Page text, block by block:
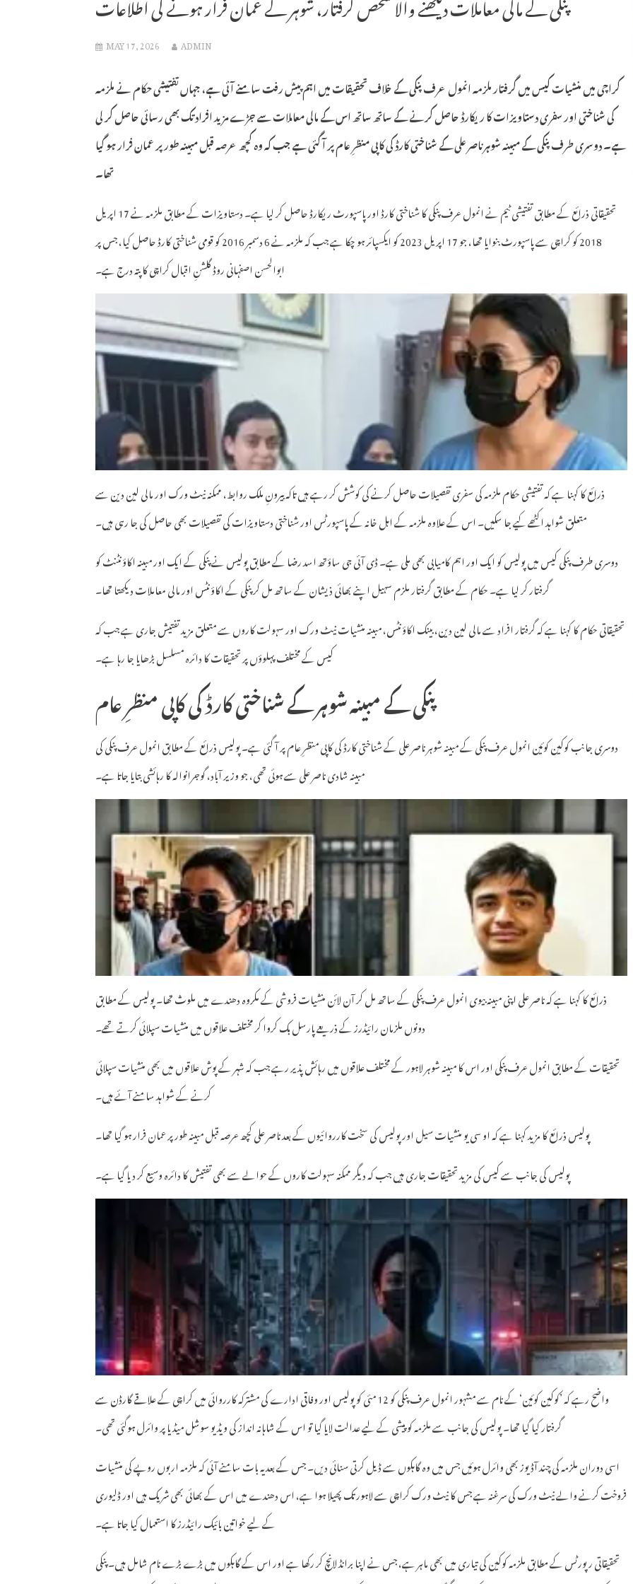
MAY 17, 2026 ADMIN
کراچی میں منشیات کیس میں گرفتار ملزمہ انمول عرف پنکی کے خلاف تحقیقات میں اہم پیش رفت سامنے آئی ہے، جہاں تفتیشی حکام نے ملزمہ
کی شناختی اور سفری دستاویزات کا ریکارڈ حاصل کرنے کے ساتھ ساتھ اس کے مالی معاملات سے جڑے مزید افراد تک بھی رسائی حاصل کر لی
ہے۔ دوسری طرف پنکی کے مبینہ شوہر ناصر علی کے شناختی کارڈ کی کاپی منظرِ عام پر آ گئی ہے جب کہ وہ کچھ عرصہ قبل مبینہ طور پر عمان فرار ہو گیا
تھا۔
تحقیقاتی ذرائع کے مطابق تفتیشی ٹیم نے انمول عرف پنکی کا شناختی کارڈ اور پاسپورٹ ریکارڈ حاصل کر لیا ہے۔ دستاویزات کے مطابق ملزمہ نے 17 اپریل
2018 کو کراچی سے پاسپورٹ بنوایا تھا، جو 17 اپریل 2023 کو ایکسپائر ہو چکا ہے جب کہ ملزمہ نے 6 دسمبر 2016 کو قومی شناختی کارڈ حاصل کیا، جس پر
ابوالحسن اصفہانی روڈ گلشنِ اقبال کراچی کا پتہ درج ہے۔
ذرائع کا کہنا ہے کہ تفتیشی حکام ملزمہ کی سفری تفصیلات حاصل کرنے کی کوشش کر رہے ہیں تاکہ بیرونِ ملک روابط، ممکنہ نیٹ ورک اور مالی لین دین سے
متعلق شواہد اکٹھے کیے جا سکیں۔ اس کے علاوہ ملزمہ کے اہل خانہ کے پاسپورٹس اور شناختی دستاویزات کی تفصیلات بھی حاصل کی جا رہی ہیں۔
دوسری طرف پنکی کیس میں پولیس کو ایک اور اہم کامیابی بھی ملی ہے۔ ڈی آئی جی ساؤتھ اسد رضا کے مطابق پولیس نے پنکی کے ایک اور مبینہ اکاؤنٹنٹ کو
گرفتار کر لیا ہے۔ حکام کے مطابق گرفتار ملزم سہیل اپنے بھائی ذیشان کے ساتھ مل کر پنکی کے اکاؤنٹس اور مالی معاملات دیکھتا تھا۔
تحقیقاتی حکام کا کہنا ہے کہ گرفتار افراد سے مالی لین دین، بینک اکاؤنٹس، مبینہ منشیات نیٹ ورک اور سہولت کاروں سے متعلق مزید تفتیش جاری ہے جب کہ
کیس کے مختلف پہلوؤں پر تحقیقات کا دائرہ مسلسل بڑھایا جا رہا ہے۔
پنکی کے مبینہ شوہر کے شناختی کارڈ کی کاپی منظرِ عام
دوسری جانب کوکین کوئین انمول عرف پنکی کے مبینہ شوہر ناصر علی کے شناختی کارڈ کی کاپی منظرِ عام پر آ گئی ہے۔ پولیس ذرائع کے مطابق انمول عرف پنکی کی
مبینہ شادی ناصر علی سے ہوئی تھی، جو وزیر آباد، گوجرانوالہ کا رہائشی بتایا جاتا ہے۔
ذرائع کا کہنا ہے کہ ناصر علی اپنی مبینہ بیوی انمول عرف پنکی کے ساتھ مل کر آن لائن منشیات فروشی کے مکروہ دھندے میں ملوث تھا۔ پولیس کے مطابق
دونوں ملزمان رائیڈرز کے ذریعے پارسل بک کروا کر مختلف علاقوں میں منشیات سپلائی کرتے تھے۔
تحقیقات کے مطابق انمول عرف پنکی اور اس کا مبینہ شوہر لاہور کے مختلف علاقوں میں رہائش پذیر رہے جب کہ شہر کے پوش علاقوں میں بھی منشیات سپلائی
کرنے کے شواہد سامنے آئے ہیں۔
پولیس ذرائع کا مزید کہنا ہے کہ او سی یو منشیات سیل اور پولیس کی سخت کارروائیوں کے بعد ناصر علی کچھ عرصہ قبل مبینہ طور پر عمان فرار ہو گیا تھا۔
پولیس کی جانب سے کیس کی مزید تحقیقات جاری ہیں جب کہ دیگر ممکنہ سہولت کاروں کے حوالے سے بھی تفتیش کا دائرہ وسیع کر دیا گیا ہے۔
واضح رہے کہ ’کوکین کوئین‘ کے نام سے مشہور انمول عرف پنکی کو 12 مئی کو پولیس اور وفاقی ادارے کی مشترکہ کارروائی میں کراچی کے علاقے گارڈن سے
گرفتار کیا گیا تھا۔ پولیس کی جانب سے ملزمہ کو پیشی کے لیے عدالت لایا گیا تو اس کے شاہانہ انداز کی ویڈیو سوشل میڈیا پر وائرل ہوگئی تھی۔
اسی دوران ملزمہ کی چند آڈیوز بھی وائرل ہوئیں جس میں وہ گاہکوں سے ڈیل کرتی سنائی دیں۔ جس کے بعد یہ بات سامنے آئی کہ ملزمہ اربوں روپے کی منشیات
فروخت کرنے والے نیٹ ورک کی سرغنہ ہے جس کا نیٹ ورک کراچی سے لاہور تک پھیلا ہوا ہے، اس دھندے میں اس کے بھائی بھی شریک ہیں اور ڈلیوری
کے لیے خواتین بائیک رائیڈرز کا استعمال کیا جاتا ہے۔
تحقیقاتی رپورٹس کے مطابق ملزمہ کوکین کی تیاری میں بھی ماہر ہے، جس نے اپنا برانڈ لانچ کر رکھا ہے اور اس کے گاہکوں میں بڑے بڑے نام شامل ہیں۔ پنکی